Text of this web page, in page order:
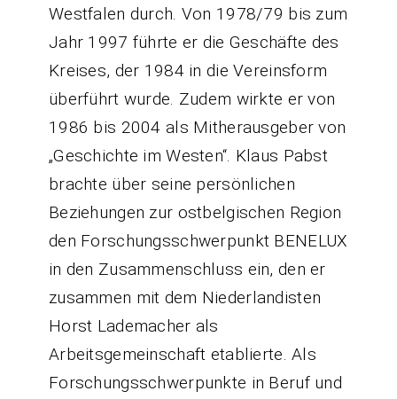
Westfalen durch. Von 1978/79 bis zum
Jahr 1997 führte er die Geschäfte des
Kreises, der 1984 in die Vereinsform
überführt wurde. Zudem wirkte er von
1986 bis 2004 als Mitherausgeber von
„Geschichte im Westen“. Klaus Pabst
brachte über seine persönlichen
Beziehungen zur ostbelgischen Region
den Forschungsschwerpunkt BENELUX
in den Zusammenschluss ein, den er
zusammen mit dem Niederlandisten
Horst Lademacher als
Arbeitsgemeinschaft etablierte. Als
Forschungsschwerpunkte in Beruf und